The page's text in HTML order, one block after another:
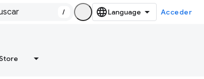
/ Acceder